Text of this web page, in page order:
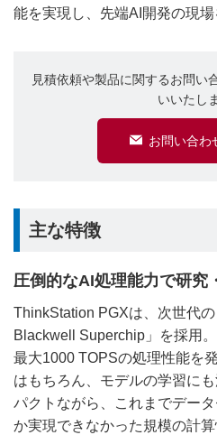
能を実現し、先端AI開発の現場
見積依頼や製品に関するお問い
いいたし
お問い合わ
主な特徴
圧倒的なAI処理能力で研究
ThinkStation PGXは、次世代
Blackwell Superchip」を採用
最大1000 TOPSの処理性能を
はもちろん、モデルの学習に
パクトながら、これまでデー
か実現できなかった規模の計